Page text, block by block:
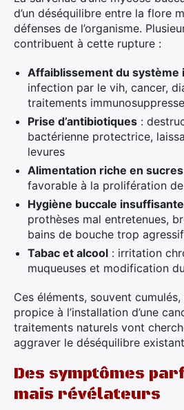
d’un déséquilibre entre la flore
défenses de l’organisme.
contribuent à cette rupture :
Affaiblissement du système
infection par le vih, cancer,
traitements
Prise d’antibiotiques :
bactérienne protectrice,
levures
Alimentation riche en sucres
favorable à la prolifération de
Hygiène buccale
prothèses mal entretenues,
bains de bouche trop
Tabac et alcool : irritation
muqueuses et modification
Ces éléments, souvent
propice à l’installation d’une
traitements naturels vont
aggraver le déséquilibre
Des symptômes
mais révélateurs